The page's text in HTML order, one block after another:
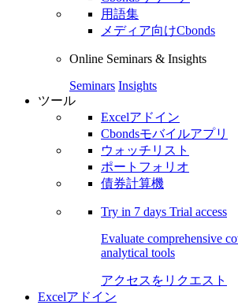
用語集
メディア向けCbonds
Online Seminars & Insights
Seminars Insights
ツール
Excelアドイン
Cbondsモバイルアプリ
ウォッチリスト
ポートフォリオ
債券計算機
Try in 7 days Trial access
Evaluate comprehensive
analytical tools
アクセスをリクエスト
Excelアドイン